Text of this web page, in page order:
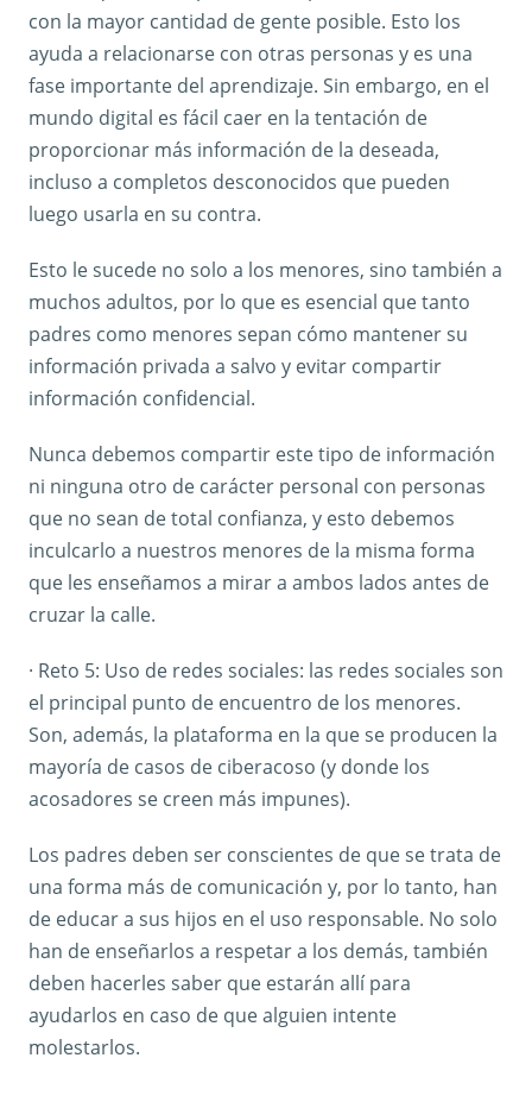
con la mayor cantidad de gente posible. Esto los
ayuda a relacionarse con otras personas y es una
fase importante del aprendizaje. Sin embargo, en el
mundo digital es fácil caer en la tentación de
proporcionar más información de la deseada,
incluso a completos desconocidos que pueden
luego usarla en su contra.
Esto le sucede no solo a los menores, sino también a
muchos adultos, por lo que es esencial que tanto
padres como menores sepan cómo mantener su
información privada a salvo y evitar compartir
información confidencial.
Nunca debemos compartir este tipo de información
ni ninguna otro de carácter personal con personas
que no sean de total confianza, y esto debemos
inculcarlo a nuestros menores de la misma forma
que les enseñamos a mirar a ambos lados antes de
cruzar la calle.
· Reto 5: Uso de redes sociales: las redes sociales son
el principal punto de encuentro de los menores.
Son, además, la plataforma en la que se producen la
mayoría de casos de ciberacoso (y donde los
acosadores se creen más impunes).
Los padres deben ser conscientes de que se trata de
una forma más de comunicación y, por lo tanto, han
de educar a sus hijos en el uso responsable. No solo
han de enseñarlos a respetar a los demás, también
deben hacerles saber que estarán allí para
ayudarlos en caso de que alguien intente
molestarlos.